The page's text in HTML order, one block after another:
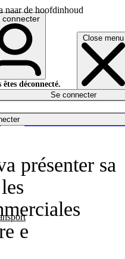
naar de hoofdinhoud
Close menu
connecter
êtes déconnecté.
Se connecter
présenter sa
e